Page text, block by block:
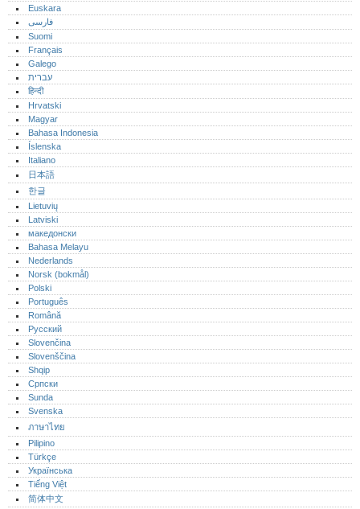
Euskara
فارسی
Suomi
Français
Galego
עברית
हिन्दी
Hrvatski
Magyar
Bahasa Indonesia
Íslenska
Italiano
日本語
한글
Lietuvių
Latviski
македонски
Bahasa Melayu
Nederlands
Norsk (bokmål)‎
Polski
Português‎
Română
Русский
Slovenčina
Slovenščina
Shqip
Српски
Sunda
Svenska
ภาษาไทย
Pilipino
Türkçe
Українська
Tiếng Việt
简体中文